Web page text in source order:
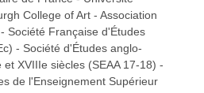
v
v
College of Art - Association
Société Française d'Études
- Société d'Études anglo-
XVIIIe siècles (SEAA 17-18) -
de l'Enseignement Supérieur